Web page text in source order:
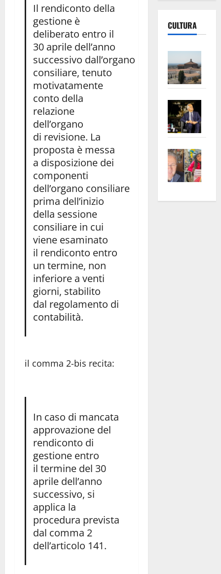
Il rendiconto della
gestione è
deliberato entro il
30 aprile dell’anno
successivo dall’organo
consiliare, tenuto
motivatamente
conto della
relazione
dell’organo
di revisione. La
proposta è messa
a disposizione dei
componenti
dell’organo consiliare
prima dell’inizio
della sessione
consiliare in cui
viene esaminato
il rendiconto entro
un termine, non
inferiore a venti
giorni, stabilito
dal regolamento di
contabilità.
il comma 2-bis recita:
In caso di mancata
approvazione del
rendiconto di
gestione entro
il termine del 30
aprile dell’anno
successivo, si
applica la
procedura prevista
dal comma 2
dell’articolo 141.
CULTURA
euro
apre